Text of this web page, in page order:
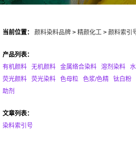
当前位置： 颜料染料品牌 > 精颜化工 > 颜料索引
产品列表：
有机颜料
无机颜料 金属络合染料 溶剂染料
荧光颜料
荧光染料 色母粒 色浆/色精 钛白粉
助剂
文章列表：
染料索引号